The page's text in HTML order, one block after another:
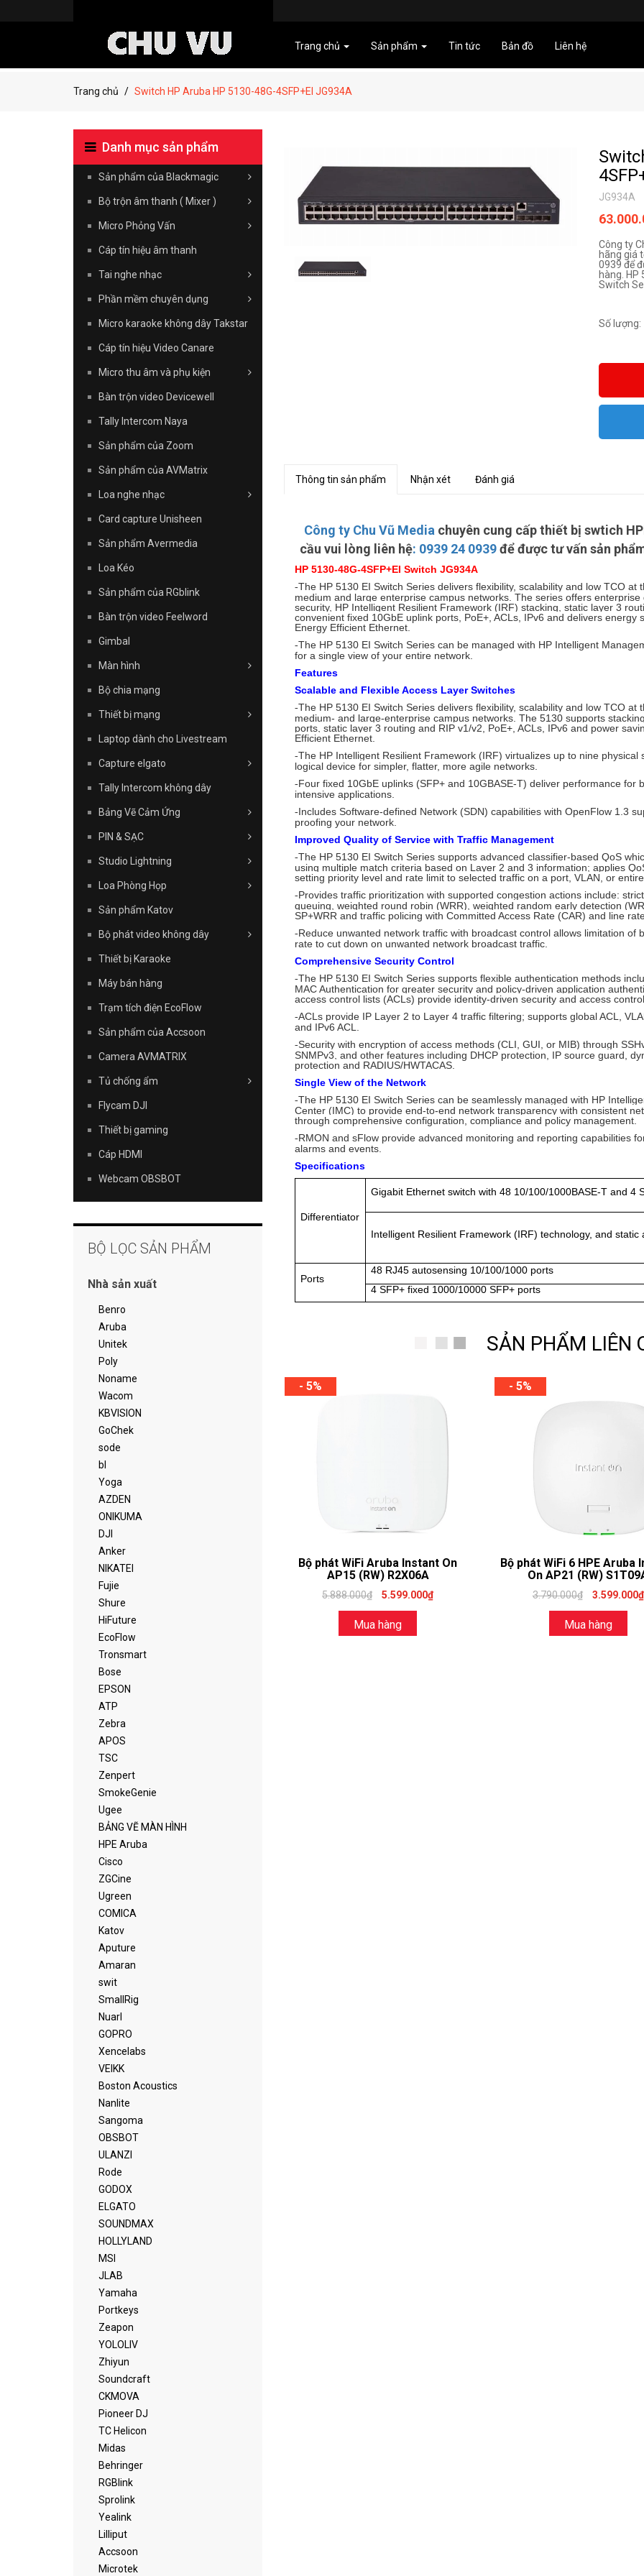
Trang chủ Sản phẩm Tin tức Bản đồ Liên hệ
Trang chủ Switch HP Aruba HP 5130-48G-4SFP+EI JG934A
JG934A
Công ty
hãng giá
0939 để
hàng. HP
Switch
Số lượng:
Thông tin sản phẩm Nhận xét Đánh giá
Công ty Chu Vũ Media chuyên cung cấp thiết bị swtich
cầu vui lòng liên hệ: 0939 24 0939 để được tư vấn sản
HP 5130-48G-4SFP+EI Switch JG934A
-The HP 5130 EI Switch Series delivers flexibility, scalability and low TCO at
medium and large enterprise campus networks. The series offers enterprise
security, HP Intelligent Resilient Framework (IRF) stacking, static layer 3
convenient fixed 10GbE uplink ports, PoE+, ACLs, IPv6 and delivers energy
Energy Efficient Ethernet.
-The HP 5130 EI Switch Series can be managed with HP Intelligent
for a single view of your entire network.
Features
Scalable and Flexible Access Layer Switches
-The HP 5130 EI Switch Series delivers flexibility, scalability and low TCO at
medium- and large-enterprise campus networks. The 5130 supports
ports, static layer 3 routing and RIP v1/v2, PoE+, ACLs, IPv6 and power
Efficient Ethernet.
-The HP Intelligent Resilient Framework (IRF) virtualizes up to nine physical
logical device for simpler, flatter, more agile networks.
-Four fixed 10GbE uplinks (SFP+ and 10GBASE-T) deliver performance for
intensive applications.
-Includes Software-defined Network (SDN) capabilities with OpenFlow 1.3
proofing your network.
Improved Quality of Service with Traffic Management
-The HP 5130 EI Switch Series supports advanced classifier-based QoS
using multiple match criteria based on Layer 2 and 3 information; applies
setting priority level and rate limit to selected traffic on a port, VLAN, or entire
-Provides traffic prioritization with supported congestion actions include:
queuing, weighted round robin (WRR), weighted random early detection
SP+WRR and traffic policing with Committed Access Rate (CAR) and line
-Reduce unwanted network traffic with broadcast control allows limitation of
rate to cut down on unwanted network broadcast traffic.
Comprehensive Security Control
-The HP 5130 EI Switch Series supports flexible authentication methods
MAC Authentication for greater security and policy-driven application
access control lists (ACLs) provide identity-driven security and access control.
-ACLs provide IP Layer 2 to Layer 4 traffic filtering; supports global ACL,
and IPv6 ACL.
-Security with encryption of access methods (CLI, GUI, or MIB) through
SNMPv3, and other features including DHCP protection, IP source guard,
protection and RADIUS/HWTACAS.
Single View of the Network
-The HP 5130 EI Switch Series can be seamlessly managed with HP
Center (IMC) to provide end-to-end network transparency with consistent
through comprehensive configuration, compliance and policy management.
-RMON and sFlow provide advanced monitoring and reporting capabilities
alarms and events.
Specifications
Differentiator
Gigabit Ethernet switch with 48 10/100/1000BASE-T and 4
Intelligent Resilient Framework (IRF) technology, and
Ports
48 RJ45 autosensing 10/100/1000 ports
4 SFP+ fixed 1000/10000 SFP+ ports
SẢN PHẨM LIÊN
- 5%
Bộ phát WiFi Aruba Instant On
AP15 (RW) R2X06A
5.888.000₫ 5.599.000₫
Mua hàng
- 5%
Bộ phát WiFi 6 HPE Aruba
On AP21 (RW)
3.790.000₫ 3.599.000₫
Mua hàng
Danh mục sản phẩm
Sản phẩm của Blackmagic
Bộ trộn âm thanh ( Mixer )
Micro Phỏng Vấn
Cáp tín hiệu âm thanh
Tai nghe nhạc
Phần mềm chuyên dụng
Micro karaoke không dây Takstar
Cáp tín hiệu Video Canare
Micro thu âm và phụ kiện
Bàn trộn video Devicewell
Tally Intercom Naya
Sản phẩm của Zoom
Sản phẩm của AVMatrix
Loa nghe nhạc
Card capture Unisheen
Sản phẩm Avermedia
Loa Kéo
Sản phẩm của RGblink
Bàn trộn video Feelword
Gimbal
Màn hình
Bộ chia mạng
Thiết bị mạng
Laptop dành cho Livestream
Capture elgato
Tally Intercom không dây
Bảng Vẽ Cảm Ứng
PIN & SẠC
Studio Lightning
Loa Phòng Họp
Sản phẩm Katov
Bộ phát video không dây
Thiết bị Karaoke
Máy bán hàng
Trạm tích điện EcoFlow
Sản phẩm của Accsoon
Camera AVMATRIX
Tủ chống ẩm
Flycam DJI
Thiết bị gaming
Cáp HDMI
Webcam OBSBOT
BỘ LỌC SẢN PHẨM
Nhà sản xuất
Benro
Aruba
Unitek
Poly
Noname
Wacom
KBVISION
GoChek
sode
bl
Yoga
AZDEN
ONIKUMA
DJI
Anker
NIKATEI
Fujie
Shure
HiFuture
EcoFlow
Tronsmart
Bose
EPSON
ATP
Zebra
APOS
TSC
Zenpert
SmokeGenie
Ugee
BẢNG VẼ MÀN HÌNH
HPE Aruba
Cisco
ZGCine
Ugreen
COMICA
Katov
Aputure
Amaran
swit
SmallRig
Nuarl
GOPRO
Xencelabs
VEIKK
Boston Acoustics
Nanlite
Sangoma
OBSBOT
ULANZI
Rode
GODOX
ELGATO
SOUNDMAX
HOLLYLAND
MSI
JLAB
Yamaha
Portkeys
Zeapon
YOLOLIV
Zhiyun
Soundcraft
CKMOVA
Pioneer DJ
TC Helicon
Midas
Behringer
RGBlink
Sprolink
Yealink
Lilliput
Accsoon
Microtek